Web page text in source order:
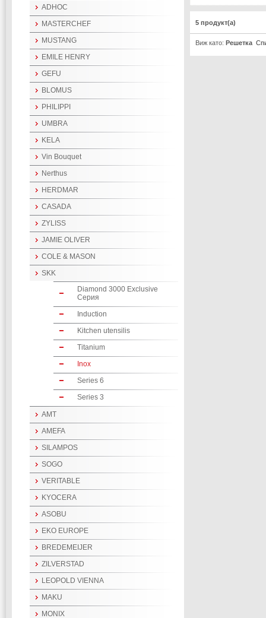
5 продукт(а)
Виж като: Решетка
ADHOC
MASTERCHEF
MUSTANG
EMILE HENRY
GEFU
BLOMUS
PHILIPPI
UMBRA
KELA
Vin Bouquet
Nerthus
HERDMAR
CASADA
ZYLISS
JAMIE OLIVER
COLE & MASON
SKK
Diamond 3000 Exclusive
Серия
Induction
Kitchen utensilis
Titanium
Inox
Series 6
Series 3
AMT
AMEFA
SILAMPOS
SOGO
VERITABLE
KYOCERA
ASOBU
EKO EUROPE
BREDEMEIJER
ZILVERSTAD
LEOPOLD VIENNA
MAKU
MONIX